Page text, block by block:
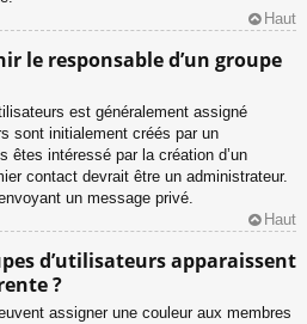
Haut
le responsable d’un groupe
est généralement assigné
sont initialement créés par un
êtes intéressé par la création d’un
contact devrait être un administrateur.
un message privé.
Haut
d’utilisateurs apparaissent
?
assigner une couleur aux membres